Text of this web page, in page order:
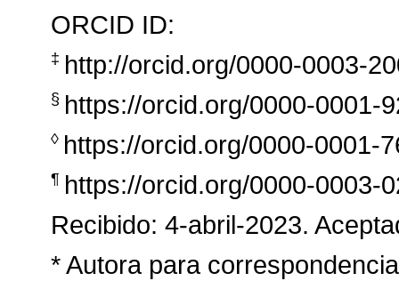
ORCID ID:
‡ http://orcid.org/0000-0003-
§ https://orcid.org/0000-0001-
◊ https://orcid.org/0000-0001-
¶ https://orcid.org/0000-0003-
Recibido: 4-abril-2023.
* Autora para